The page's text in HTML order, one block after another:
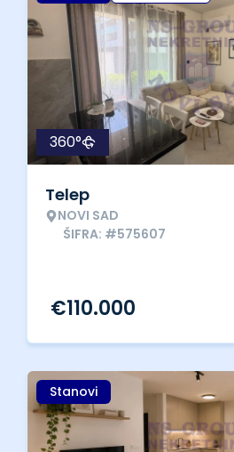
360°
Telep
NOVI SAD
ŠIFRA: #575607
€110.000
Stanovi